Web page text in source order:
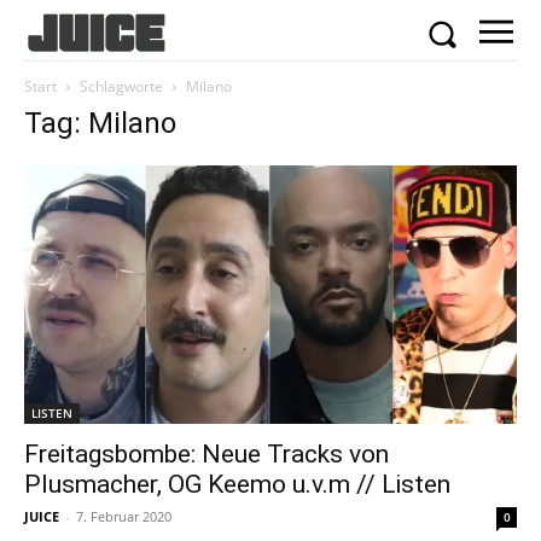
Start Schlagworte Milano
Tag: Milano
LISTEN
Freitagsbombe: Neue Tracks von
Plusmacher, OG Keemo u.v.m // Listen
JUICE - 7. Februar 2020 0